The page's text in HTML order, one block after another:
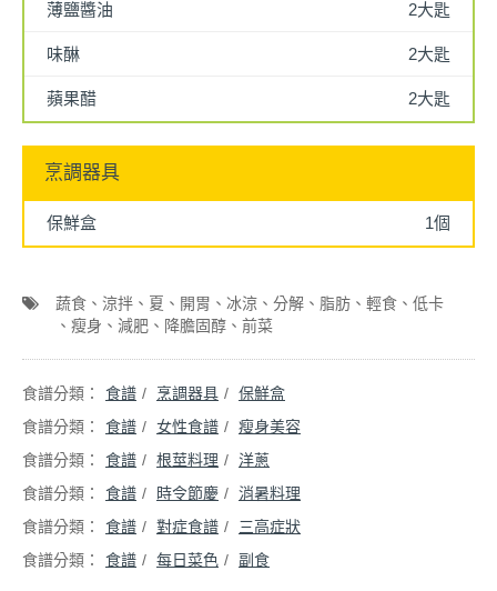
薄鹽醬油 2大匙
味醂 2大匙
蘋果醋 2大匙
烹調器具
保鮮盒 1個
蔬食 涼拌 夏 開胃 冰涼 分解 脂肪 輕食
低卡
瘦身
減肥 降膽固醇 前菜
食譜 烹調器具
保鮮盒
食譜
女性食譜
瘦身美容
食譜
根莖料理
洋蔥
食譜
時令節慶
消暑料理
食譜
對症食譜
三高症狀
食譜
每日菜色 副食